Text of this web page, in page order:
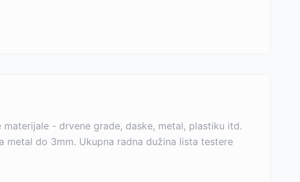
- drvene grade, daske, metal, plastiku itd.
metal do 3mm. Ukupna radna dužina lista testere